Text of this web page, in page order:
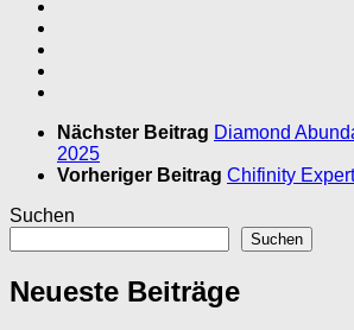
Nächster Beitrag Diamond
2025
Vorheriger Beitrag Chifinity
Suchen
Suchen
Neueste Beiträge